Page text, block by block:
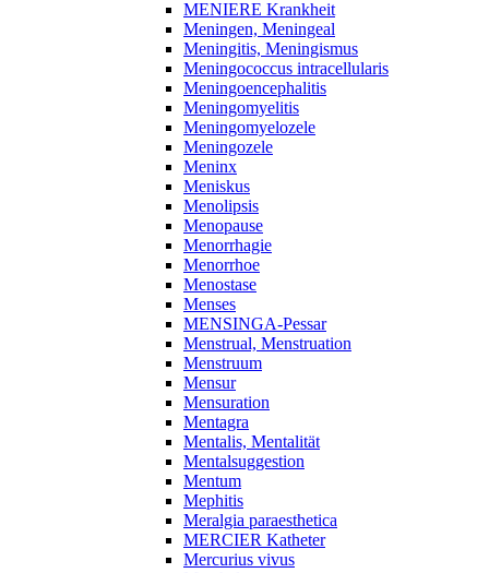
MENIERE Krankheit
Meningen, Meningeal
Meningitis, Meningismus
Meningococcus intracellularis
Meningoencephalitis
Meningomyelitis
Meningomyelozele
Meningozele
Meninx
Meniskus
Menolipsis
Menopause
Menorrhagie
Menorrhoe
Menostase
Menses
MENSINGA-Pessar
Menstrual, Menstruation
Menstruum
Mensur
Mensuration
Mentagra
Mentalis, Mentalität
Mentalsuggestion
Mentum
Mephitis
Meralgia paraesthetica
MERCIER Katheter
Mercurius vivus